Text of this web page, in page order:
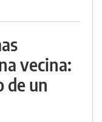
vecina:
de un